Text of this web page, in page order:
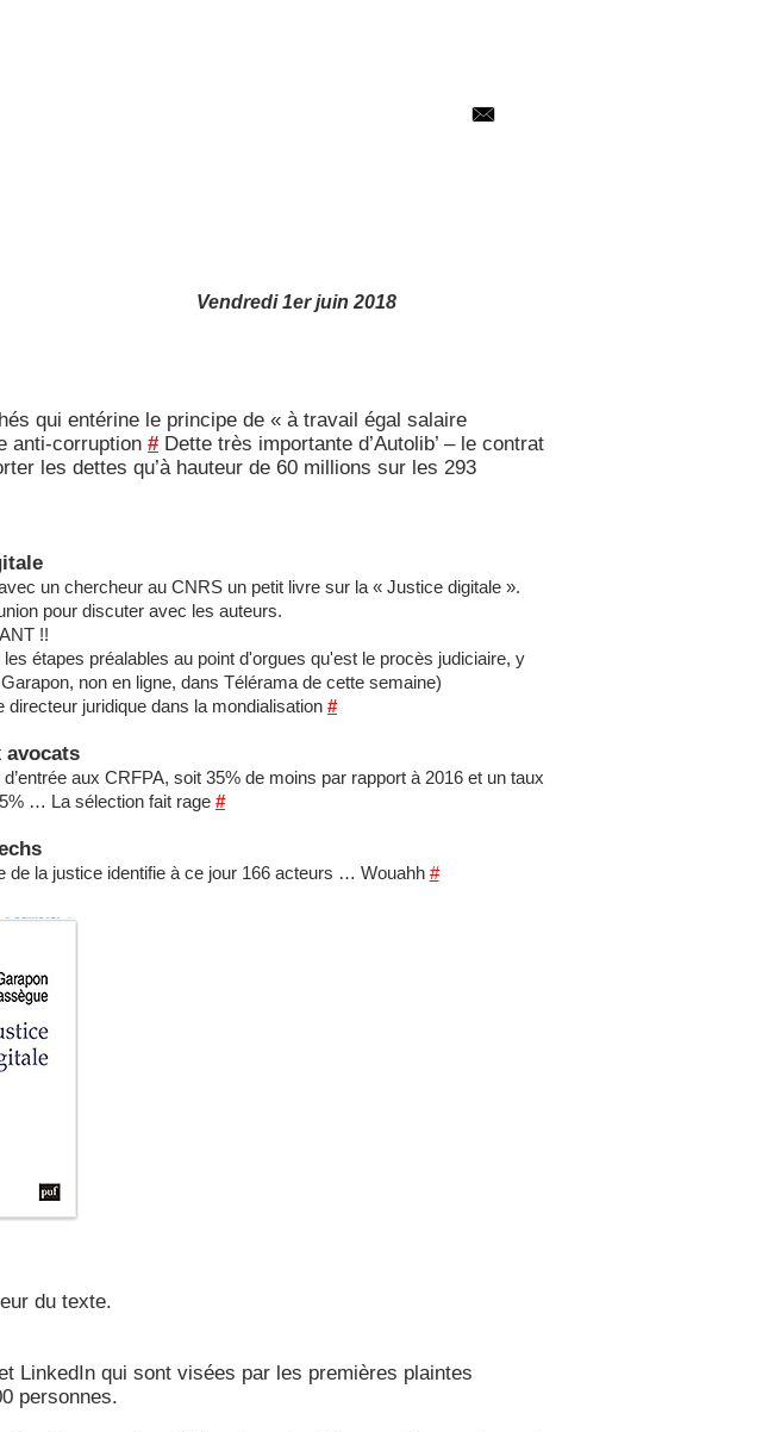
Vendredi 1er juin 2018
qui entérine le principe de « à travail égal salaire
anti-corruption #Dette très importante d’Autolib’ – le contrat
les dettes qu’à hauteur de 60 millions sur les 293
un chercheur au CNRS un petit livre sur la « Justice digitale ».
pour discuter avec les auteurs.
!!
étapes préalables au point d'orgues qu'est le procès judiciaire, y
non en ligne, dans Télérama de cette semaine)
juridique dans la mondialisation #
avocats
aux CRFPA, soit 35% de moins par rapport à 2016 et un taux
… La sélection fait rage #
de la justice identifie à ce jour 166 acteurs … Wouahh #
du texte.
LinkedIn qui sont visées par les premières plaintes
personnes.